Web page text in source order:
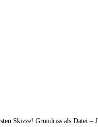
Skizze! Grundriss als Datei –